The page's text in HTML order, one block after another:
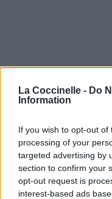
La Coccinelle - Do
Information
If you wish to opt-out
processing of your
targeted advertising by
section to confirm your
opt-out request is
interest-based ads